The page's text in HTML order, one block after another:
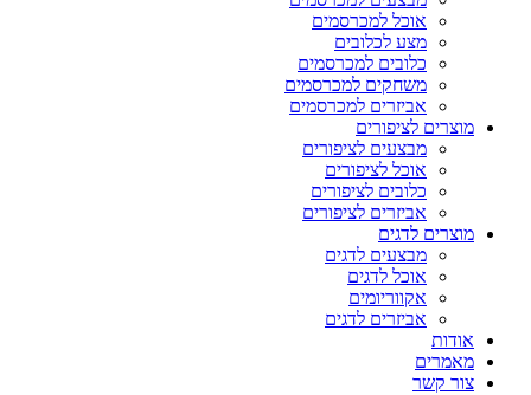
אוכל למכרסמים
מצע לכלובים
כלובים למכרסמים
משחקים למכרסמים
אביזרים למכרסמים
מוצרים לציפורים
מבצעים לציפורים
אוכל לציפורים
כלובים לציפורים
אביזרים לציפורים
מוצרים לדגים
מבצעים לדגים
אוכל לדגים
אקווריומים
אביזרים לדגים
אודות
מאמרים
צור קשר